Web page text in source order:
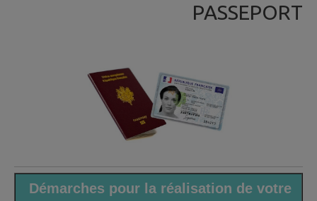
PASSEPORT
Démarches pour la réalisation de votre